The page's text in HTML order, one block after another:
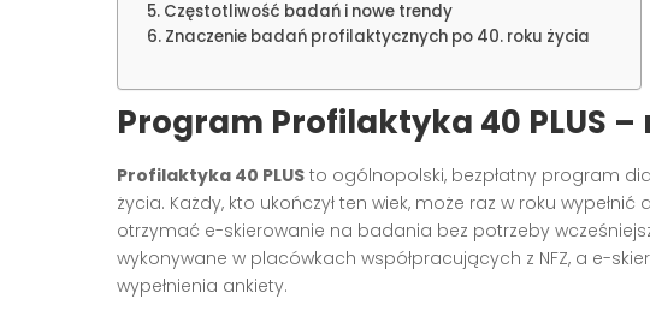
Częstotliwość badań i nowe trendy
Znaczenie badań profilaktycznych po 40. roku życia
Program Profilaktyka 40 PLUS –
Profilaktyka 40 PLUS to ogólnopolski, bezpłatny program
życia. Każdy, kto ukończył ten wiek, może raz w roku
otrzymać e-skierowanie na badania bez potrzeby
wykonywane w placówkach współpracujących z NFZ, a e-
wypełnienia ankiety.